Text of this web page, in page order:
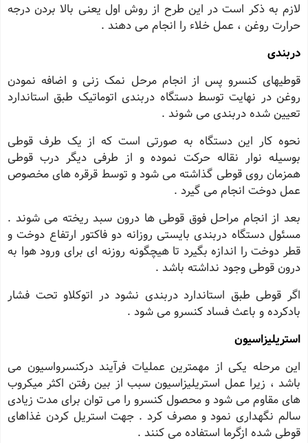
لازم به ذکر است در این طرح از روش اول یعنى بالا بردن درجه
حرارت روغن ، عمل خلاء را انجام مى دهند .
دربندى
قوطیهاى کنسرو پس از انجام مرحل نمک زنى و اضافه نمودن
روغن در نهایت توسط دستگاه دربندى اتوماتیک طبق استاندارد
تعیین شده دربندى مى شوند .
نحوه کار این دستگاه به صورتى است که از یک طرف قوطى
بوسیله نوار نقاله حرکت نموده و از طرفى دیگر درب قوطى
همزمان روى قوطى گذاشته مى شود و توسط قرقره هاى مخصوص
عمل دوخت انجام مى گیرد .
بعد از انجام مراحل فوق قوطى ها درون سبد ریخته مى شوند .
مسئول دستگاه دربندى بایستى روزانه دو فاکتور ارتفاع دوخت و
قطر دوخت را اندازه بگیرد تا هیچگونه روزنه اى براى ورود هوا به
درون قوطى وجود نداشته باشد .
اگر قوطى طبق استاندارد دربندى نشود در اتوکلاو تحت فشار
بادکرده و باعث فساد کنسرو مى شود .
استریلیزاسیون
این مرحله یکى از مهمترین عملیات فرآیند درکنسرواسیون مى
باشد ، زیرا عمل استریلیزاسیون سبب از بین رفتن اکثر میکروب
هاى مقاوم مى شود و محصول کنسرو را مى توان براى مدت زیادى
سالم نگهدارى نمود و مصرف کرد . جهت استریل کردن غذاهاى
قوطى شده ازگرما استفاده مى کنند .